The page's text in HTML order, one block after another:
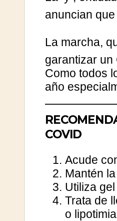
anuncian
La marcha,
garantizar
Como todos
año
COVID
Acude
Mantén
Utiliza
Trata de
o